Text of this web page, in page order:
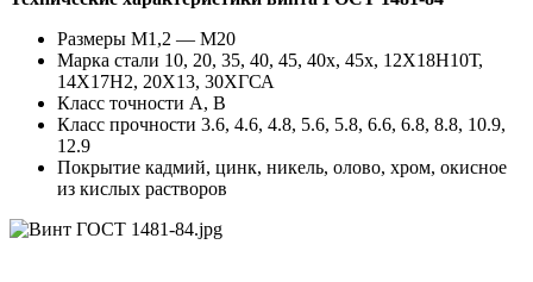
Размеры М1,2 — М20
Марка стали 10, 20, 35, 40, 45, 40х, 45х, 12Х18Н10Т,
14Х17Н2, 20Х13, 30ХГСА
Класс точности A, B
Класс прочности 3.6, 4.6, 4.8, 5.6, 5.8, 6.6, 6.8, 8.8, 10.9,
12.9
Покрытие кадмий, цинк, никель, олово, хром, окисное
из кислых растворов